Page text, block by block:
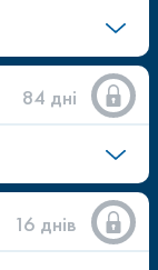
84 дні
16 днів